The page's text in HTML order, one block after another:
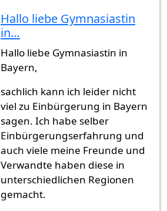
Hallo liebe Gymnasiastin
in…
Hallo liebe Gymnasiastin in
Bayern,
sachlich kann ich leider nicht
viel zu Einbürgerung in Bayern
sagen. Ich habe selber
Einbürgerungserfahrung und
auch viele meine Freunde und
Verwandte haben diese in
unterschiedlichen Regionen
gemacht.